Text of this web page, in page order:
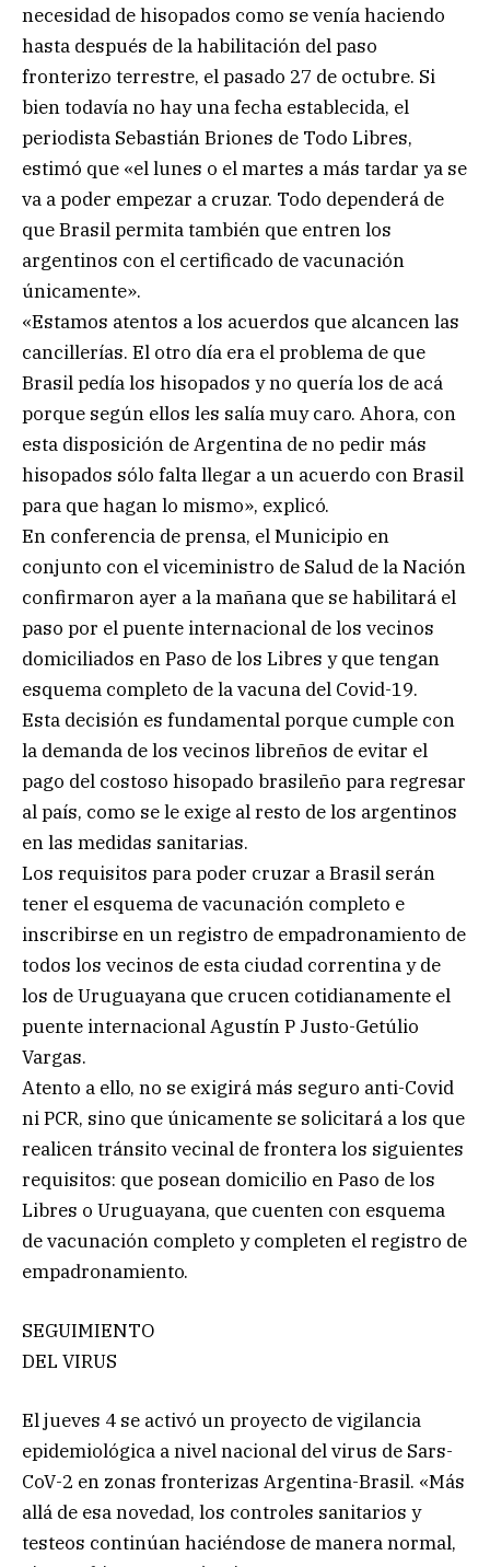
necesidad de hisopados como se venía haciendo
hasta después de la habilitación del paso
fronterizo terrestre, el pasado 27 de octubre. Si
bien todavía no hay una fecha establecida, el
periodista Sebastián Briones de Todo Libres,
estimó que «el lunes o el martes a más tardar ya se
va a poder empezar a cruzar. Todo dependerá de
que Brasil permita también que entren los
argentinos con el certificado de vacunación
únicamente».
«Estamos atentos a los acuerdos que alcancen las
cancillerías. El otro día era el problema de que
Brasil pedía los hisopados y no quería los de acá
porque según ellos les salía muy caro. Ahora, con
esta disposición de Argentina de no pedir más
hisopados sólo falta llegar a un acuerdo con Brasil
para que hagan lo mismo», explicó.
En conferencia de prensa, el Municipio en
conjunto con el viceministro de Salud de la Nación
confirmaron ayer a la mañana que se habilitará el
paso por el puente internacional de los vecinos
domiciliados en Paso de los Libres y que tengan
esquema completo de la vacuna del Covid-19.
Esta decisión es fundamental porque cumple con
la demanda de los vecinos libreños de evitar el
pago del costoso hisopado brasileño para regresar
al país, como se le exige al resto de los argentinos
en las medidas sanitarias.
Los requisitos para poder cruzar a Brasil serán
tener el esquema de vacunación completo e
inscribirse en un registro de empadronamiento de
todos los vecinos de esta ciudad correntina y de
los de Uruguayana que crucen cotidianamente el
puente internacional Agustín P Justo-Getúlio
Vargas.
Atento a ello, no se exigirá más seguro anti-Covid
ni PCR, sino que únicamente se solicitará a los que
realicen tránsito vecinal de frontera los siguientes
requisitos: que posean domicilio en Paso de los
Libres o Uruguayana, que cuenten con esquema
de vacunación completo y completen el registro de
empadronamiento.
SEGUIMIENTO
DEL VIRUS
El jueves 4 se activó un proyecto de vigilancia
epidemiológica a nivel nacional del virus de Sars-
CoV-2 en zonas fronterizas Argentina-Brasil. «Más
allá de esa novedad, los controles sanitarios y
testeos continúan haciéndose de manera normal,